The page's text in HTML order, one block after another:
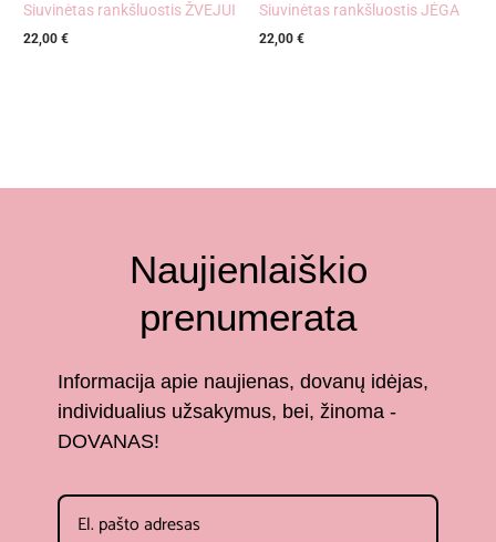
Siuvinėtas rankšluostis ŽVEJUI
22,00€
Siuvinėtas rankšluostis JĖGA
22,00 €
Naujienlaiškio
prenumerata
Informacija apie naujienas, dovanų idėjas,
individualius užsakymus, bei, žinoma -
DOVANAS!